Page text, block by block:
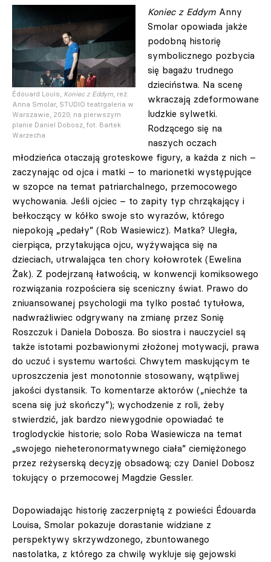
Édouard Louis, Koniec z Eddym, reż.
Anna Smolar, STUDIO teatrgaleria w
Warszawie, 2020; na pierwszym
planie Daniel Dobosz, fot. Bartek
Warzecha
Koniec z Eddym Anny
Smolar opowiada jakże
podobną historię
symbolicznego pozbycia
się bagażu trudnego
dzieciństwa. Na scenę
wkraczają zdeformowane
ludzkie sylwetki.
Rodzącego się na
naszych oczach
młodzieńca otaczają groteskowe figury, a każda z nich –
zaczynając od ojca i matki – to marionetki występujące
w szopce na temat patriarchalnego, przemocowego
wychowania. Jeśli ojciec – to zapity typ chrząkający i
bełkoczący w kółko swoje sto wyrazów, którego
niepokoją „pedały” (Rob Wasiewicz). Matka? Uległa,
cierpiąca, przytakująca ojcu, wyżywająca się na
dzieciach, utrwalająca ten chory kołowrotek (Ewelina
Żak). Z podejrzaną łatwością, w konwencji komiksowego
rozwiązania rozpościera się sceniczny świat. Prawo do
zniuansowanej psychologii ma tylko postać tytułowa,
nadwrażliwiec odgrywany na zmianę przez Sonię
Roszczuk i Daniela Dobosza. Bo siostra i nauczyciel są
także istotami pozbawionymi złożonej motywacji, prawa
do uczuć i systemu wartości. Chwytem maskującym te
uproszczenia jest monotonnie stosowany, wątpliwej
jakości dystansik. To komentarze aktorów („niechże ta
scena się już skończy”); wychodzenie z roli, żeby
stwierdzić, jak bardzo niewygodnie opowiadać te
troglodyckie historie; solo Roba Wasiewicza na temat
„swojego nieheteronormatywnego ciała” ciemiężonego
przez reżyserską decyzję obsadową; czy Daniel Dobosz
tokujący o przemocowej Magdzie Gessler.
Dopowiadając historię zaczerpniętą z powieści Édouarda
Louisa, Smolar pokazuje dorastanie widziane z
perspektywy skrzywdzonego, zbuntowanego
nastolatka, z którego za chwilę wykluje się gejowski